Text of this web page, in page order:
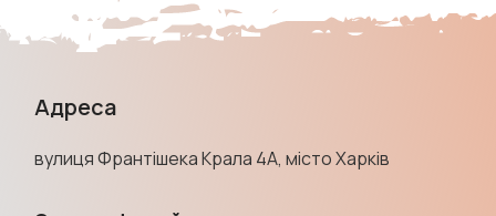
Адреса
вулиця Франтішека Крала 4А, місто Харків